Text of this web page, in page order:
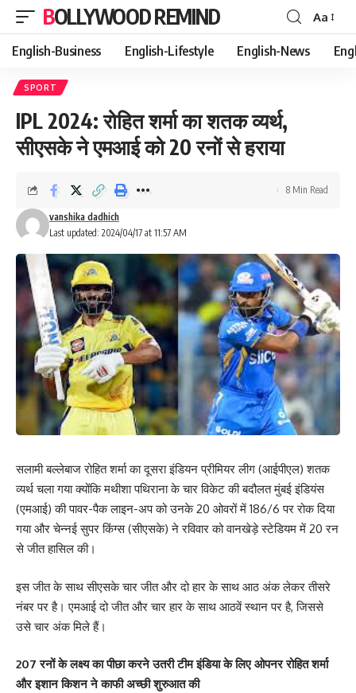
BOLLYWOOD REMIND
Font
Resizer
Aa
English-Business English-Lifestyle English-News
SPORT
IPL 2024: रोहित शर्मा का शतक व्यर्थ,
सीएसके ने एमआई को 20 रनों से हराया
Last updated: 2024/04/17 at 11:57 AM
vanshika dadhich
8 Min Read
सलामी बल्लेबाज रोहित शर्मा का दूसरा इंडियन प्रीमियर लीग (आईपीएल) शतक
व्यर्थ चला गया क्योंकि मथीशा पथिराना के चार विकेट की बदौलत मुंबई इंडियंस
(एमआई) की पावर-पैक लाइन-अप को उनके 20 ओवरों में 186/6 पर रोक दिया
गया और चेन्नई सुपर किंग्स (सीएसके) ने रविवार को वानखेड़े स्टेडियम में 20 रन
से जीत हासिल की।
इस जीत के साथ सीएसके चार जीत और दो हार के साथ आठ अंक लेकर तीसरे
नंबर पर है। एमआई दो जीत और चार हार के साथ आठवें स्थान पर है, जिससे
उसे चार अंक मिले हैं।
207 रनों के लक्ष्य का पीछा करने उतरी टीम इंडिया के लिए ओपनर रोहित शर्मा
और इशान किशन ने काफी अच्छी शुरुआत की